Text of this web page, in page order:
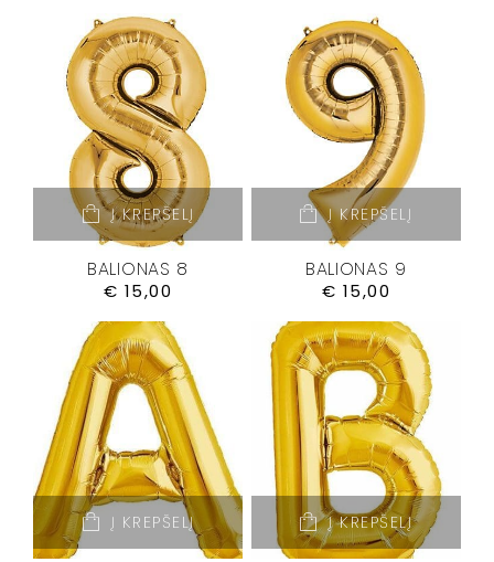
Į KREPŠELĮ
BALIONAS 8
€ 15,00
Į KREPŠELĮ
BALIONAS 9
€ 15,00
Į KREPŠELĮ Į KREPŠELĮ